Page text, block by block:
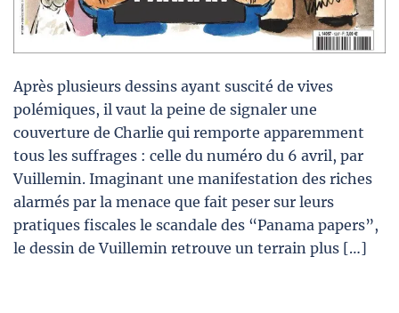
Après plusieurs dessins ayant suscité de vives
polémiques, il vaut la peine de signaler une
couverture de Charlie qui remporte apparemment
tous les suffrages : celle du numéro du 6 avril, par
Vuillemin. Imaginant une manifestation des riches
alarmés par la menace que fait peser sur leurs
pratiques fiscales le scandale des “Panama papers”,
le dessin de Vuillemin retrouve un terrain plus […]